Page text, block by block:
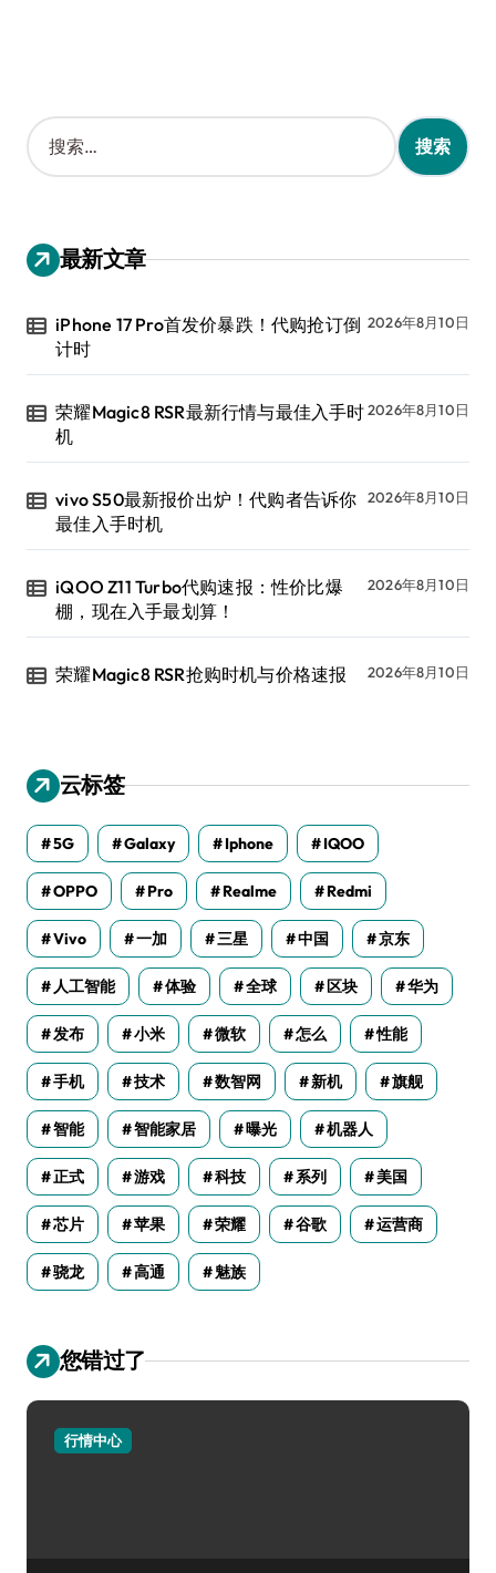
搜
索
：
最新文章
iPhone 17 Pro首发价暴跌！代购抢订倒
计时
2026年8月10日
荣耀Magic8 RSR最新行情与最佳入手时
机
2026年8月10日
vivo S50最新报价出炉！代购者告诉你
最佳入手时机
2026年8月10日
iQOO Z11 Turbo代购速报：性价比爆
棚，现在入手最划算！
2026年8月10日
荣耀Magic8 RSR抢购时机与价格速报 2026年8月10日
云标签
5G Galaxy Iphone IQOO
OPPO Pro Realme Redmi
Vivo 一加 三星 中国 京东
人工智能 体验 全球 区块 华为
发布 小米 微软 怎么 性能
手机 技术 数智网 新机 旗舰
智能 智能家居 曝光 机器人
正式 游戏 科技 系列 美国
芯片 苹果 荣耀 谷歌 运营商
骁龙 高通 魅族
您错过了
行情中心